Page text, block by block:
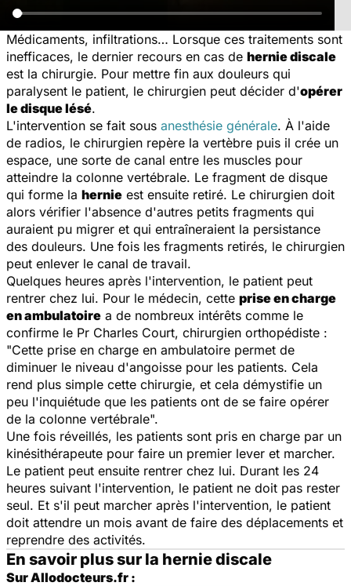
Médicaments, infiltrations… Lorsque ces traitements sont
inefficaces, le dernier recours en cas de hernie discale
est la chirurgie. Pour mettre fin aux douleurs qui
paralysent le patient, le chirurgien peut décider d'opérer
le disque lésé.
L'intervention se fait sous anesthésie générale. À l'aide
de radios, le chirurgien repère la vertèbre puis il crée un
espace, une sorte de canal entre les muscles pour
atteindre la colonne vertébrale. Le fragment de disque
qui forme la hernie est ensuite retiré. Le chirurgien doit
alors vérifier l'absence d'autres petits fragments qui
auraient pu migrer et qui entraîneraient la persistance
des douleurs. Une fois les fragments retirés, le chirurgien
peut enlever le canal de travail.
Quelques heures après l'intervention, le patient peut
rentrer chez lui. Pour le médecin, cette prise en charge
en ambulatoire a de nombreux intérêts comme le
confirme le Pr Charles Court, chirurgien orthopédiste :
"Cette prise en charge en ambulatoire permet de
diminuer le niveau d'angoisse pour les patients. Cela
rend plus simple cette chirurgie, et cela démystifie un
peu l'inquiétude que les patients ont de se faire opérer
de la colonne vertébrale".
Une fois réveillés, les patients sont pris en charge par un
kinésithérapeute pour faire un premier lever et marcher.
Le patient peut ensuite rentrer chez lui. Durant les 24
heures suivant l'intervention, le patient ne doit pas rester
seul. Et s'il peut marcher après l'intervention, le patient
doit attendre un mois avant de faire des déplacements et
reprendre des activités.
En savoir plus sur la hernie discale
Sur Allodocteurs.fr :